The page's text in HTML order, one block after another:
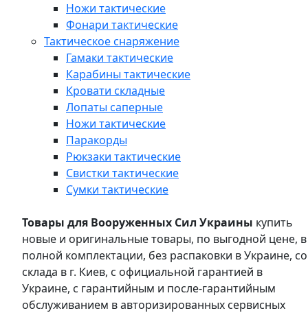
Ножи тактические
Фонари тактические
Тактическое снаряжение
Гамаки тактические
Карабины тактические
Кровати складные
Лопаты саперные
Ножи тактические
Паракорды
Рюкзаки тактические
Свистки тактические
Сумки тактические
Товары для Вооруженных Сил Украины купить
новые и оригинальные товары, по выгодной цене, в
полной комплектации, без распаковки в Украине, со
склада в г. Киев, с официальной гарантией в
Украине, с гарантийным и после-гарантийным
обслуживанием в авторизированных сервисных